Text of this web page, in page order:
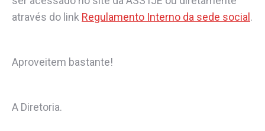
através do link Regulamento Interno da sede social .
Aproveitem bastante!
A Diretoria.